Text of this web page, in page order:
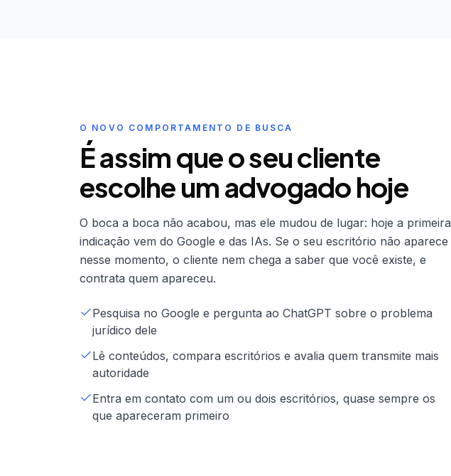
O NOVO COMPORTAMENTO DE BUSCA
É assim que o seu cliente
escolhe um advogado hoje
O boca a boca não acabou, mas ele mudou de lugar: hoje a primeira
indicação vem do Google e das IAs. Se o seu escritório não aparece
nesse momento, o cliente nem chega a saber que você existe, e
contrata quem apareceu.
Pesquisa no Google e pergunta ao ChatGPT sobre o problema
jurídico dele
Lê conteúdos, compara escritórios e avalia quem transmite mais
autoridade
Entra em contato com um ou dois escritórios, quase sempre os
que apareceram primeiro